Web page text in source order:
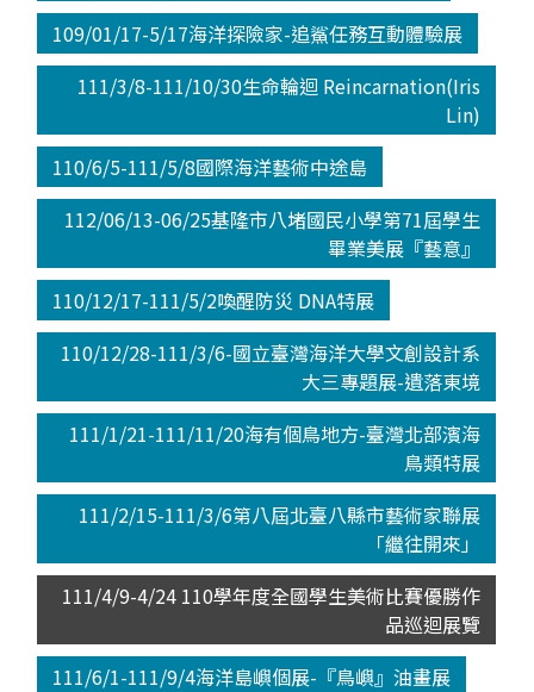
109/01/17-5/17海洋探險家-追鯊任務互動體驗展
111/3/8-111/10/30生命輪迴 Reincarnation(Iris
Lin)
110/6/5-111/5/8國際海洋藝術中途島
112/06/13-06/25基隆市八堵國民小學第71屆學生
畢業美展『藝意』
110/12/17-111/5/2喚醒防災 DNA特展
110/12/28-111/3/6-國立臺灣海洋大學文創設計系
大三專題展-遺落東境
111/1/21-111/11/20海有個鳥地方-臺灣北部濱海
鳥類特展
111/2/15-111/3/6第八屆北臺八縣市藝術家聯展
「繼往開來」
111/4/9-4/24 110學年度全國學生美術比賽優勝作
品巡迴展覽
111/6/1-111/9/4海洋島嶼個展-『鳥嶼』油畫展